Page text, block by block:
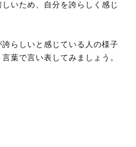
いため、自分を誇らしく感じ
らしいと感じている人の様子
言葉で言い表してみましょう。